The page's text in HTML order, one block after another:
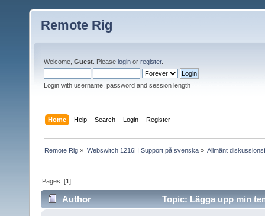
Remote Rig
Welcome, Guest . Please login or register.
Login with username, password and session length
Home Help Search Login Register
Remote Rig » Webswitch 1216H Support på svenska» Allmänt
Pages: [1]
Author Topic: Lägga upp min